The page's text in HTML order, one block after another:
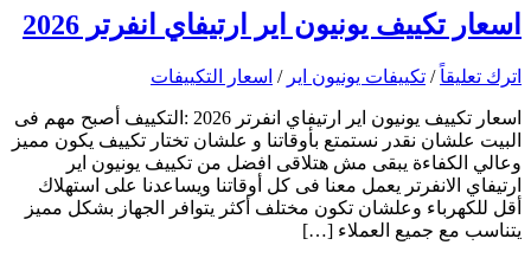
اسعار تكييف يونيون اير ارتيفاي انفرتر 2026
اترك تعليقاً / تكييفات يونيون اير / اسعار التكييفات
اسعار تكييف يونيون اير ارتيفاي انفرتر 2026 :التكييف أصبح مهم فى
البيت علشان نقدر نستمتع بأوقاتنا و علشان تختار تكييف يكون مميز
وعالي الكفاءة يبقى مش هتلاقى افضل من تكييف يونيون اير
ارتيفاي الانفرتر يعمل معنا فى كل أوقاتنا ويساعدنا على استهلاك
أقل للكهرباء وعلشان تكون مختلف أكثر يتوافر الجهاز بشكل مميز
يتناسب مع جميع العملاء […]